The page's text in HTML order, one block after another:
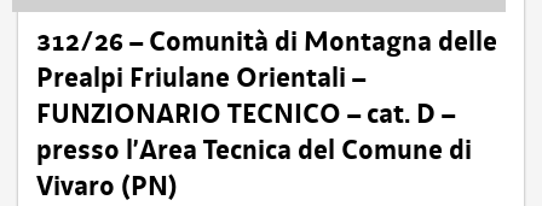
312/26 – Comunità di Montagna delle
Prealpi Friulane Orientali –
FUNZIONARIO TECNICO – cat. D –
presso l’Area Tecnica del Comune di
Vivaro (PN)